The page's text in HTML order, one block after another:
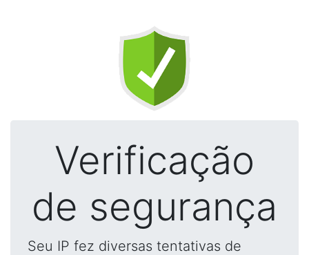
Verificação
de segurança
Seu IP fez diversas tentativas de